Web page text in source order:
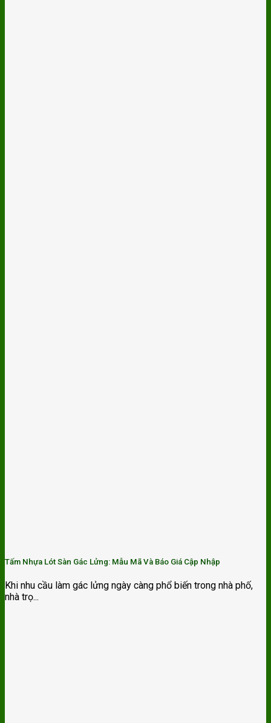
Tấm Nhựa Lót Sàn Gác Lửng: Mẫu Mã Và Báo Giá Cập Nhập
Khi nhu cầu làm gác lửng ngày càng phổ biến trong nhà phố,
nhà trọ...